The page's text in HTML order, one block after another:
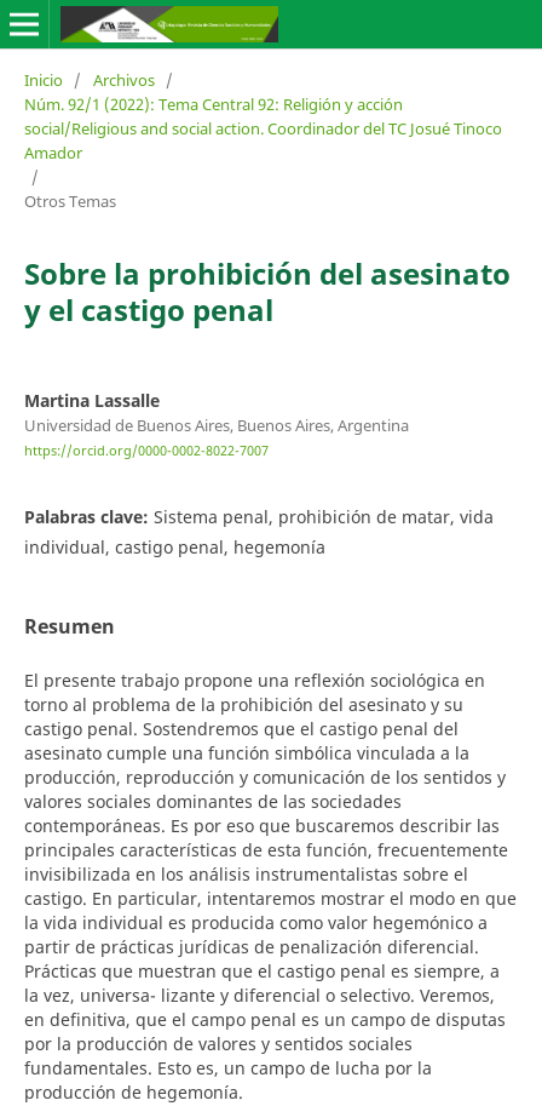
Inicio / Archivos /
Núm. 92/1 (2022): Tema Central 92: Religión y acción
social/Religious and social action. Coordinador del TC Josué Tinoco
Amador
/
Otros Temas
Sobre la prohibición del asesinato
y el castigo penal
Martina Lassalle
Universidad de Buenos Aires, Buenos Aires, Argentina
https://orcid.org/0000-0002-8022-7007
Palabras clave: Sistema penal, prohibición de matar, vida
individual, castigo penal, hegemonía
Resumen
El presente trabajo propone una reflexión sociológica en
torno al problema de la prohibición del asesinato y su
castigo penal. Sostendremos que el castigo penal del
asesinato cumple una función simbólica vinculada a la
producción, reproducción y comunicación de los sentidos y
valores sociales dominantes de las sociedades
contemporáneas. Es por eso que buscaremos describir las
principales características de esta función, frecuentemente
invisibilizada en los análisis instrumentalistas sobre el
castigo. En particular, intentaremos mostrar el modo en que
la vida individual es producida como valor hegemónico a
partir de prácticas jurídicas de penalización diferencial.
Prácticas que muestran que el castigo penal es siempre, a
la vez, universa- lizante y diferencial o selectivo. Veremos,
en definitiva, que el campo penal es un campo de disputas
por la producción de valores y sentidos sociales
fundamentales. Esto es, un campo de lucha por la
producción de hegemonía.